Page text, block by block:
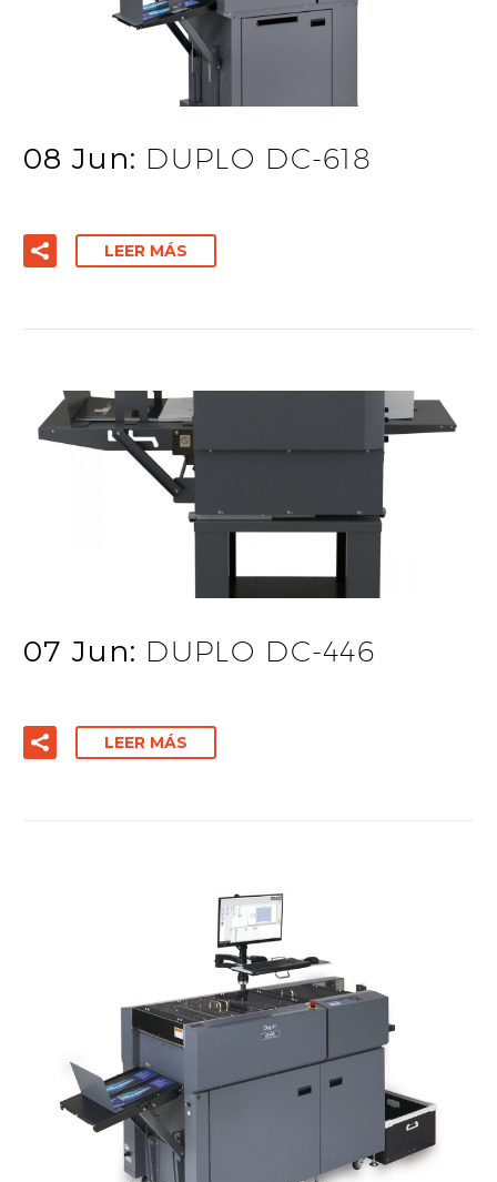
08 Jun: DUPLO DC-618
LEER MÁS
07 Jun: DUPLO DC-446
LEER MÁS